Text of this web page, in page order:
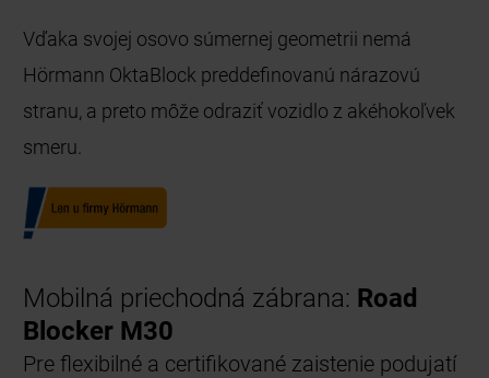
Vďaka svojej osovo súmernej geometrii nemá
Hörmann OktaBlock preddefinovanú nárazovú
stranu, a preto môže odraziť vozidlo z akéhokoľvek
smeru.
Mobilná priechodná zábrana: Road
Blocker M30
Pre flexibilné a certifikované zaistenie podujatí